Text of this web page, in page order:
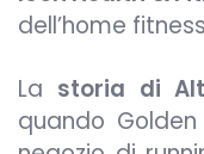
dell’home
La storia di
quando